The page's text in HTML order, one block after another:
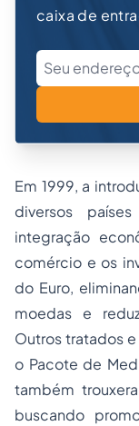
caixa de
Em 1999, a
diversos
integração
comércio e os
do Euro,
moedas e
Outros tratados
o Pacote de
também
buscando